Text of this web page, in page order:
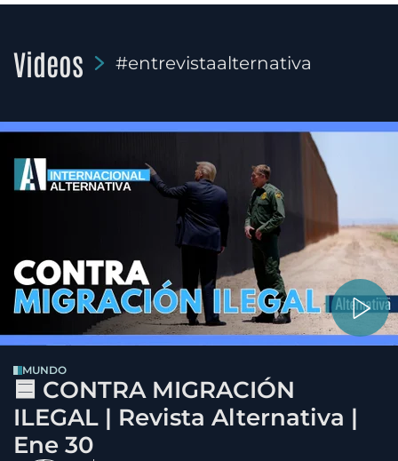
Videos #entrevistaalternativa
MUNDO
🟦 CONTRA MIGRACIÓN
ILEGAL | Revista Alternativa |
Ene 30